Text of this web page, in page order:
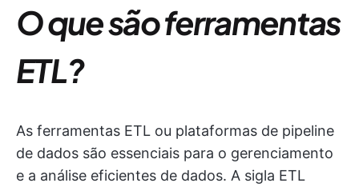
O que são ferramentas
ETL?
As ferramentas ETL ou plataformas de pipeline
de dados são essenciais para o gerenciamento
e a análise eficientes de dados. A sigla ETL